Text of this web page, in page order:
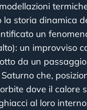
la storia dinamica
un
un improvviso
da un
che,
dove il calore
al loro